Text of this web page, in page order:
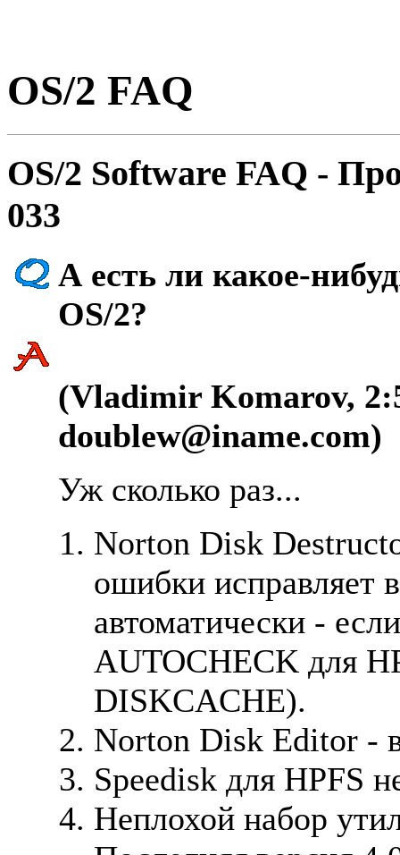
OS/2 FAQ
OS/2 Software FAQ -
033
А есть ли какое-
OS/2?
(Vladimir Komarov,
doublew@iname.com)
Уж сколько раз...
Norton Disk
ошибки исправляет
автоматически -
AUTOCHECK для
DISKCACHE).
Norton Disk Editor -
Speedisk для HPFS
Hеплохой набор